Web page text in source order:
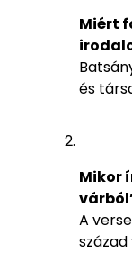
Miért
és
Mikor
A
század